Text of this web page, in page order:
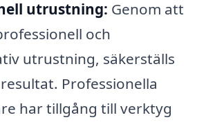
utrustning: Genom att
och
utrustning, säkerställs
Professionella
har tillgång till verktyg